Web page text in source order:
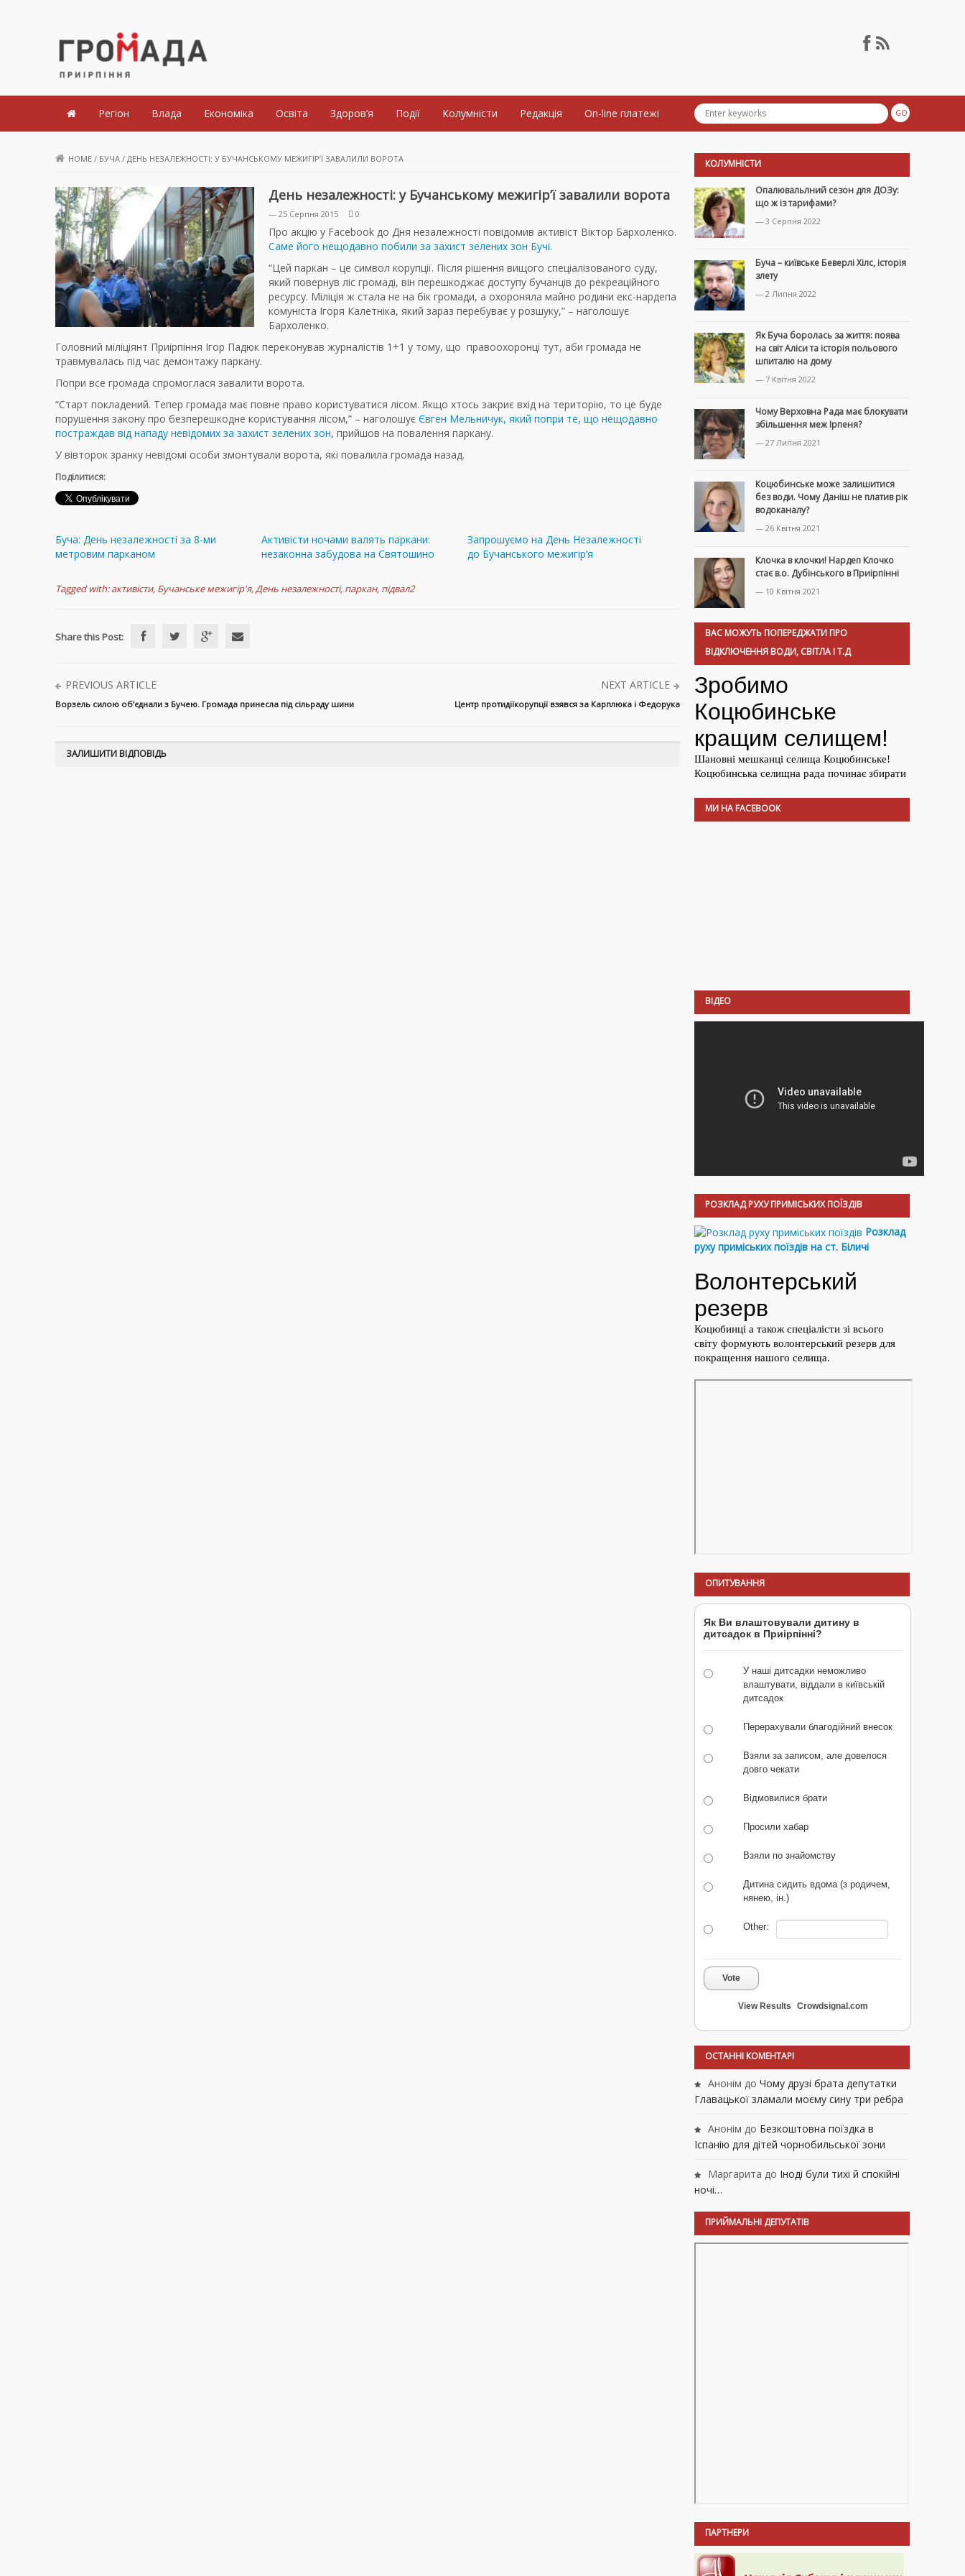
Громада Приірпіння
Регіон Влада Економіка Освіта Здоров’я Події Колумністи Редакція On-line платежі
HOME / БУЧА / ДЕНЬ НЕЗАЛЕЖНОСТІ: У БУЧАНСЬКОМУ МЕЖИГІР’Ї ЗАВАЛИЛИ ВОРОТА
День незалежності: у Бучанському межигір’ї завалили ворота
— 25 Серпня 2015 0
Про акцію у Facebook до Дня незалежності повідомив активіст Віктор Бархоленко.
Саме його нещодавно побили за захист зелених зон Бучі.
“Цей паркан – це символ корупції. Після рішення вищого спеціалізованого суду,
який повернув ліс громаді, він перешкоджає доступу бучанців до рекреаційного
ресурсу. Міліція ж стала не на бік громади, а охороняла майно родини екс-нардепа
комуніста Ігоря Калетніка, який зараз перебуває у розшуку,” – наголошує
Бархоленко.
Головний міліціянт Приірпіння Ігор Падюк переконував журналістів 1+1 у тому, що правоохоронці тут, аби громада не
травмувалась під час демонтажу паркану.
Попри все громада спромоглася завалити ворота.
“Старт покладений. Тепер громада має повне право користуватися лісом. Якщо хтось закриє вхід на територію, то це буде
порушення закону про безперешкодне користування лісом,” – наголошує Євген Мельничук, який попри те, що нещодавно
постраждав від нападу невідомих за захист зелених зон, прийшов на повалення паркану.
У вівторок зранку невідомі особи змонтували ворота, які повалила громада назад.
Поділитися:
Буча: День незалежності за 8-ми
метровим парканом
Активісти ночами валять паркани:
незаконна забудова на Святошино
Запрошуємо на День Незалежності
до Бучанського межигір’я
Tagged with: активісти, Бучанське межигір'я,День незалежності, паркан, підвал2
Share this Post:
PREVIOUS ARTICLE
Ворзель силою об’єднали з Бучею. Громада принесла під сільраду шини
NEXT ARTICLE
Центр протидіїкорупції взявся за Карплюка і Федорука
ЗАЛИШИТИ ВІДПОВІДЬ
КОЛУМНІСТИ
Опалювальлний сезон для ДОЗу:
що ж із тарифами?
— 3 Серпня 2022
Буча – київське Беверлі Хілс, історія
злету
— 2 Липня 2022
Як Буча боролась за життя: поява
на світ Аліси та історія польового
шпиталю на дому
— 7 Квітня 2022
Чому Верховна Рада має блокувати
збільшення меж Ірпеня?
— 27 Липня 2021
Коцюбинське може залишитися
без води. Чому Даніш не платив рік
водоканалу?
— 26 Квітня 2021
Клочка в клочки! Нардеп Клочко
стає в.о. Дубінського в Приірпінні
— 10 Квітня 2021
ВАС МОЖУТЬ ПОПЕРЕДЖАТИ ПРО
ВІДКЛЮЧЕННЯ ВОДИ, СВІТЛА І Т.Д
МИ НА FACEBOOK
ВІДЕО
РОЗКЛАД РУХУ ПРИМІСЬКИХ ПОЇЗДІВ
Розклад
руху приміських поїздів на ст. Біличі
ОПИТУВАННЯ
Як Ви влаштовували дитину в
дитсадок в Приірпінні?
У наші дитсадки неможливо
влаштувати, віддали в київській
дитсадок
Перерахували благодійний внесок
Взяли за записом, але довелося
довго чекати
Відмовилися брати
Просили хабар
Взяли по знайомству
Дитина сидить вдома (з родичем,
нянею, ін.)
Other:
Vote
View Results Crowdsignal.com
ОСТАННІ КОМЕНТАРІ
Анонім до Чому друзі брата депутатки
Главацької зламали моєму сину три ребра
Анонім до Безкоштовна поїздка в
Іспанію для дітей чорнобильської зони
Маргарита до Іноді були тихі й спокійні
ночі…
ПРИЙМАЛЬНІ ДЕПУТАТІВ
ПАРТНЕРИ